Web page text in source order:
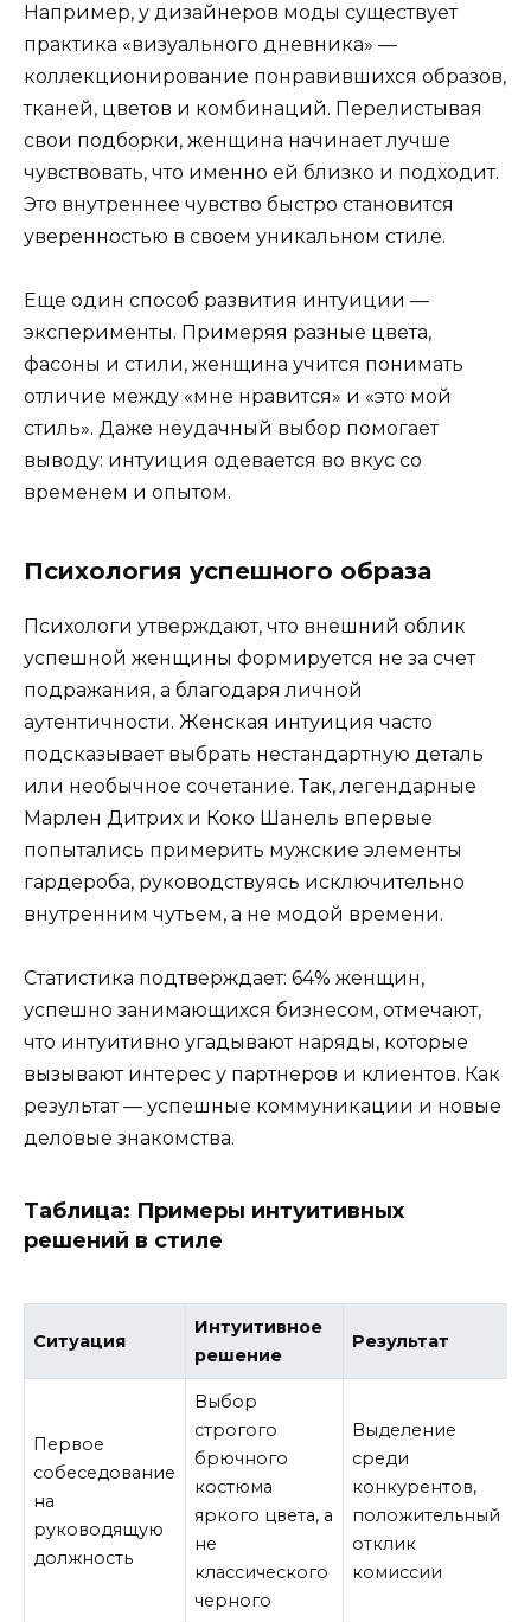
Например, у дизайнеров моды существует
практика «визуального дневника» —
коллекционирование понравившихся образов,
тканей, цветов и комбинаций. Перелистывая
свои подборки, женщина начинает лучше
чувствовать, что именно ей близко и подходит.
Это внутреннее чувство быстро становится
уверенностью в своем уникальном стиле.
Еще один способ развития интуиции —
эксперименты. Примеряя разные цвета,
фасоны и стили, женщина учится понимать
отличие между «мне нравится» и «это мой
стиль». Даже неудачный выбор помогает
выводу: интуиция одевается во вкус со
временем и опытом.
Психология успешного образа
Психологи утверждают, что внешний облик
успешной женщины формируется не за счет
подражания, а благодаря личной
аутентичности. Женская интуиция часто
подсказывает выбрать нестандартную деталь
или необычное сочетание. Так, легендарные
Марлен Дитрих и Коко Шанель впервые
попытались примерить мужские элементы
гардероба, руководствуясь исключительно
внутренним чутьем, а не модой времени.
Статистика подтверждает: 64% женщин,
успешно занимающихся бизнесом, отмечают,
что интуитивно угадывают наряды, которые
вызывают интерес у партнеров и клиентов. Как
результат — успешные коммуникации и новые
деловые знакомства.
Таблица: Примеры интуитивных
решений в стиле
Ситуация
Интуитивное
решение
Результат
Первое
собеседование
на
руководящую
должность
Выбор
строгого
брючного
костюма
яркого цвета, а
не
классического
черного
Выделение
среди
конкурентов,
положительный
отклик
комиссии